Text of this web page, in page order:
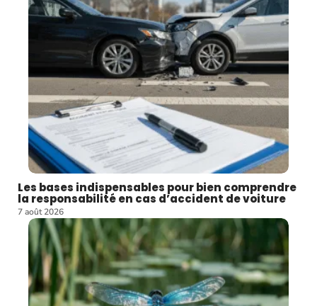
Les bases indispensables pour bien comprendre
la responsabilité en cas d’accident de voiture
7 août 2026